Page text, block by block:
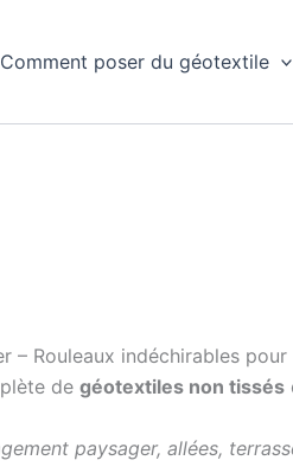
Comment poser du géotextile
– Rouleaux indéchirables
de géotextiles non tissés
paysager, allées,